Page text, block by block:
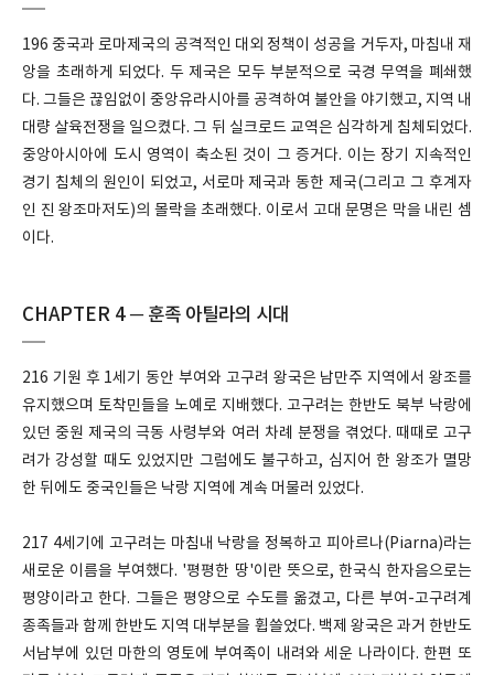
196 중국과 로마제국의 공격적인 대외 정책이 성공을 거두자, 마침내 재
앙을 초래하게 되었다. 두 제국은 모두 부분적으로 국경 무역을 폐쇄했
다. 그들은 끊임없이 중앙유라시아를 공격하여 불안을 야기했고, 지역 내
대량 살육전쟁을 일으켰다. 그 뒤 실크로드 교역은 심각하게 침체되었다.
중앙아시아에 도시 영역이 축소된 것이 그 증거다. 이는 장기 지속적인
경기 침체의 원인이 되었고, 서로마 제국과 동한 제국(그리고 그 후계자
인 진 왕조마저도)의 몰락을 초래했다. 이로서 고대 문명은 막을 내린 셈
이다.
CHAPTER 4 ─ 훈족 아틸라의 시대
216 기원 후 1세기 동안 부여와 고구려 왕국은 남만주 지역에서 왕조를
유지했으며 토착민들을 노예로 지배했다. 고구려는 한반도 북부 낙랑에
있던 중원 제국의 극동 사령부와 여러 차례 분쟁을 겪었다. 때때로 고구
려가 강성할 때도 있었지만 그럼에도 불구하고, 심지어 한 왕조가 멸망
한 뒤에도 중국인들은 낙랑 지역에 계속 머물러 있었다.
217 4세기에 고구려는 마침내 낙랑을 정복하고 피아르나(Piarna)라는
새로운 이름을 부여했다. '평평한 땅'이란 뜻으로, 한국식 한자음으로는
평양이라고 한다. 그들은 평양으로 수도를 옮겼고, 다른 부여-고구려계
종족들과 함께 한반도 지역 대부분을 휩쓸었다. 백제 왕국은 과거 한반도
서남부에 있던 마한의 영토에 부여족이 내려와 세운 나라이다. 한편 또